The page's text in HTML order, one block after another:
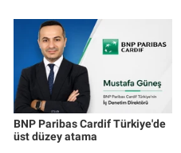
BNP Paribas Cardif Türkiye'de
üst düzey atama